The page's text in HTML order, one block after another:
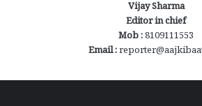
Vijay Sharma
Editor in chief
Mob :8109111553
Email :